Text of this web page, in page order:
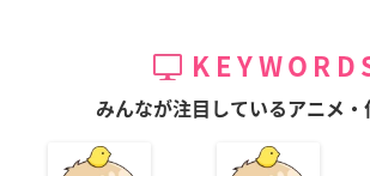
みんなが注目しているアニメ・